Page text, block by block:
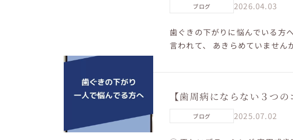
ブログ 2026.04.03
歯ぐきの下がりに悩んでいる方
言われて、 あきらめていません
【歯周病にならない３つの
ブログ 2025.07.02